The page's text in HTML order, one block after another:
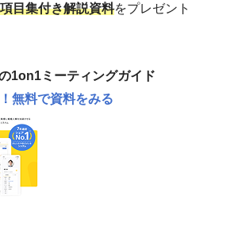
目集付き解説資料をプレゼント
1on1ミーティングガイド
無料で資料をみる